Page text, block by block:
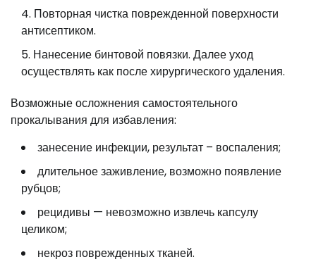
Повторная чистка поврежденной поверхности
антисептиком.
Нанесение бинтовой повязки. Далее уход
осуществлять как после хирургического удаления.
Возможные осложнения самостоятельного
прокалывания для избавления:
занесение инфекции, результат – воспаления;
длительное заживление, возможно появление
рубцов;
рецидивы — невозможно извлечь капсулу
целиком;
некроз поврежденных тканей.